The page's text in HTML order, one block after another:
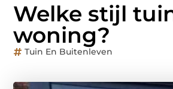
Welke stijl
woning?
Tuin En Buitenleven